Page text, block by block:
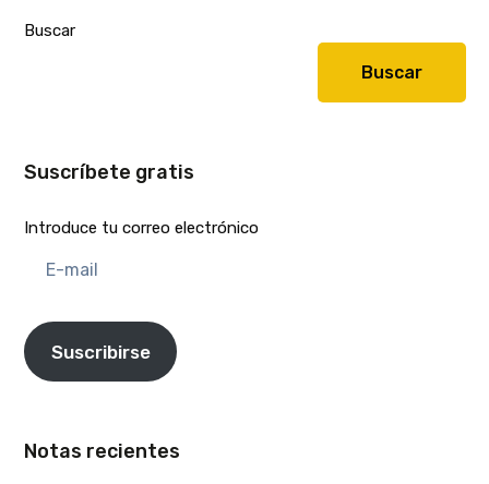
Buscar
Buscar
Suscríbete gratis
Introduce tu correo electrónico
mail
Suscribirse
Notas recientes